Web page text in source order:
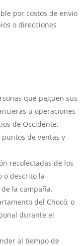
por costos de envío
o direcciones
que paguen sus
u operaciones
de Occidente,
de ventas y
recolectadas de los
o descrito la
la campaña.
del Chocó, o
durante el
al tiempo de